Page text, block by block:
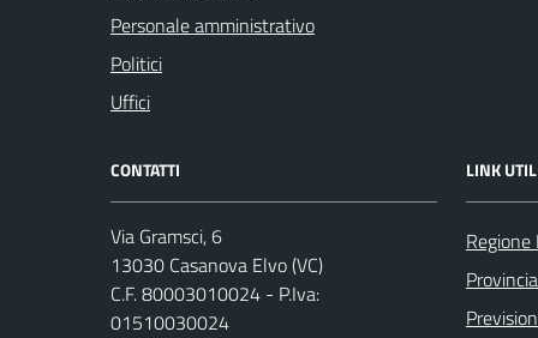
Personale amministrativo
Politici
Uffici
CONTATTI
Via Gramsci, 6
13030 Casanova Elvo (VC)
C.F. 80003010024 - P.Iva:
01510030024
LINK